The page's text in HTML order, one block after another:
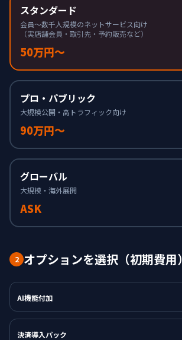
スタンダード
会員〜数千人規模のネットサービス向け
（実店舗会員・取引先・予約販売など）
50万円〜
プロ・パブリック
大規模公開・高トラフィック向け
90万円〜
グローバル
大規模・海外展開
ASK
2 オプションを選択（初期費用）
AI機能付加
決済導入パック